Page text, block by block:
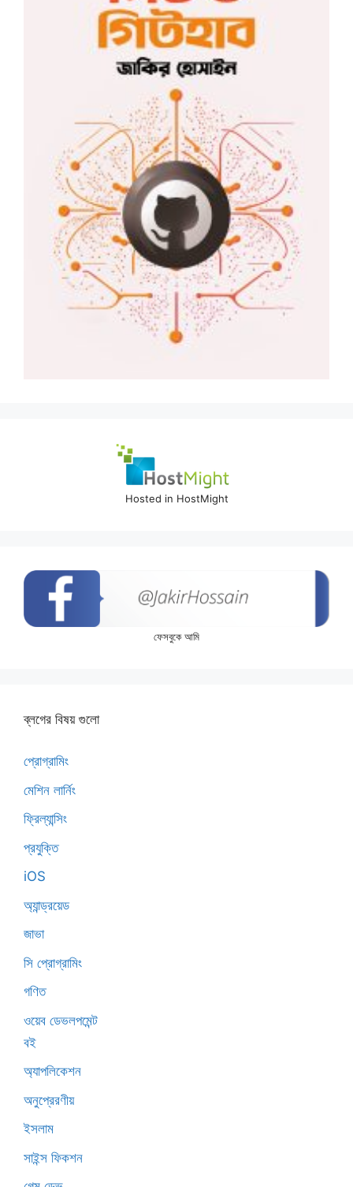
Hosted in HostMight
ফেসবুকে আমি
ব্লগের বিষয় গুলো
প্রোগ্রামিং
মেশিন লার্নিং
ফ্রিল্যান্সিং
প্রযুক্তি
iOS
অ্যান্ড্রয়েড
জাভা
সি প্রোগ্রামিং
গণিত
ওয়েব ডেভলপমেন্ট
বই
অ্যাপলিকেশন
অনুপ্রেরণীয়
ইসলাম
সাইন্স ফিকশন